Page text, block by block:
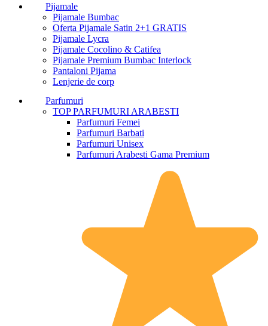
Pijamale
Pijamale Bumbac
Oferta Pijamale Satin 2+1 GRATIS
Pijamale Lycra
Pijamale Cocolino & Catifea
Pijamale Premium Bumbac Interlock
Pantaloni Pijama
Lenjerie de corp
Parfumuri
TOP PARFUMURI ARABESTI
Parfumuri Femei
Parfumuri Barbati
Parfumuri Unisex
Parfumuri Arabesti Gama Premium